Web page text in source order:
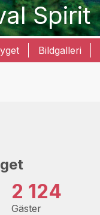
Spirit
Bildgalleri
Gäster
2 124